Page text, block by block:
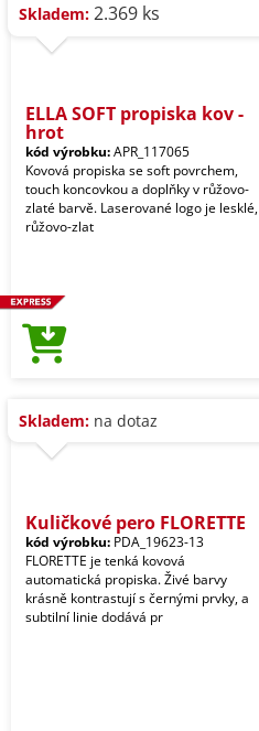
Skladem: 2.369 ks
ELLA SOFT propiska kov -
hrot
kód výrobku:APR_117065
Kovová propiska se soft povrchem,
touch koncovkou a doplňky v růžovo-
zlaté barvě. Laserované logo je lesklé,
růžovo-zlat
Skladem: na dotaz
Kuličkové pero FLORETTE
kód výrobku: PDA_19623-13
FLORETTE je tenká kovová
automatická propiska. Živé barvy
krásně kontrastují s černými prvky, a
subtilní linie dodává pr